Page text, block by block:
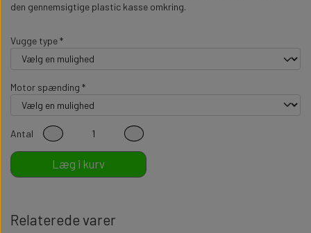
den gennemsigtige plastic kasse omkring.
Vugge type *
Motor spænding *
Antal
Læg i kurv
Relaterede varer